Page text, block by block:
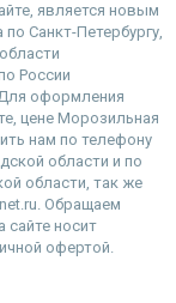
является новым
Санкт-Петербургу,
России
оформления
цене Морозильная
нам по телефону
области и по
области, так же
Обращаем
сайте носит
офертой.